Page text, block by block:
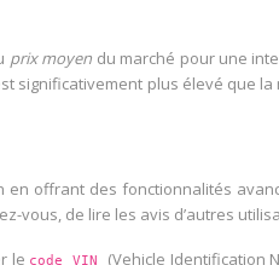
prix moyen du marché pour une
significativement plus élevé que
offrant des fonctionnalités
de lire les avis d’autres
le code VIN (Vehicle Identification